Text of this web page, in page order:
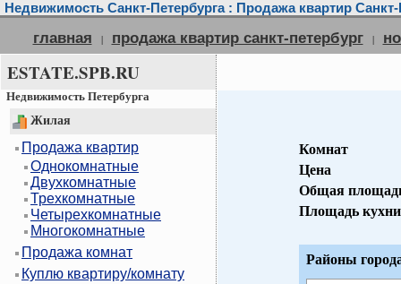
Недвижимость Санкт-Петербурга : Продажа квартир Санкт-
главная | продажа квартир санкт-петербург |
ESTATE.SPB.RU
Недвижимость Петербурга
Жилая
Продажа квартир
Однокомнатные
Двухкомнатные
Трехкомнатные
Четырехкомнатные
Многокомнатные
Продажа комнат
Куплю квартиру/комнату
Комнат
Цена
Общая
Площадь кухни
Районы